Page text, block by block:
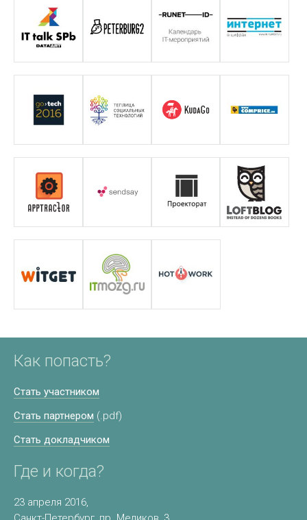
Как попасть?
Стать участником
Стать партнером (.pdf)
Стать докладчиком
Где и когда?
23 апреля 2016,